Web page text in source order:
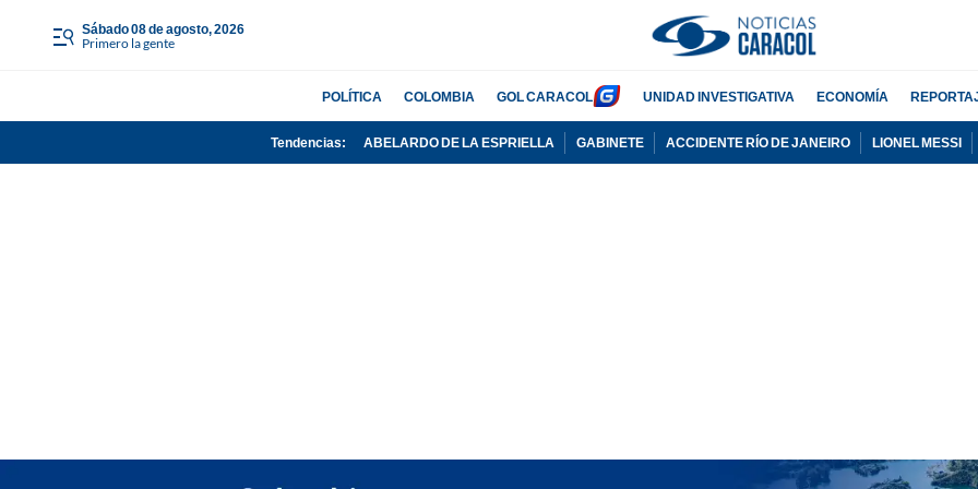
sábado 08 de agosto, 2026
Primero la gente
POLÍTICA COLOMBIA GOL CARACOL UNIDAD INVESTIGATIVA ECONOMÍA
Tendencias: ABELARDO DE LA ESPRIELLA GABINETE ACCIDENTE RÍO DE JANEIRO LIONEL MESSI